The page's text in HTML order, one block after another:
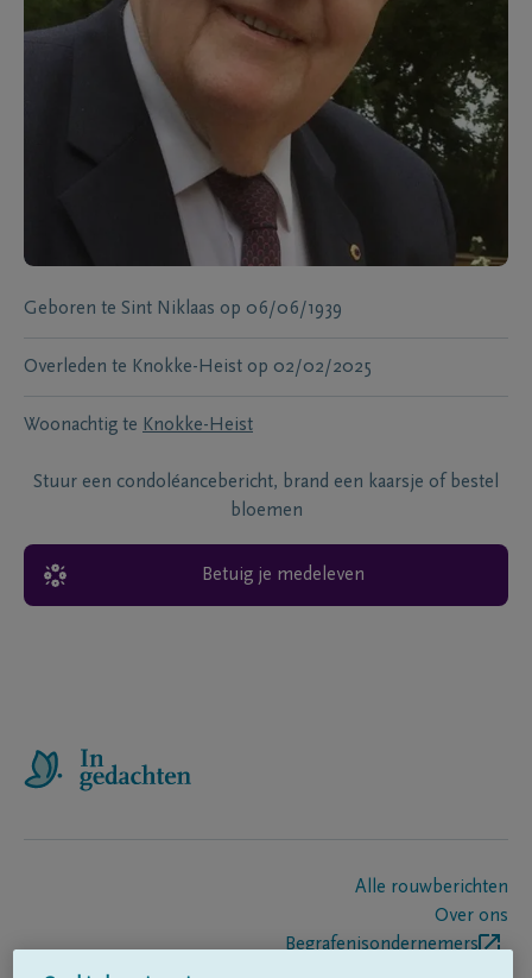
Geboren te Sint Niklaas op 06/06/1939
Overleden te Knokke-Heist op 02/02/2025
Woonachtig te Knokke-Heist
Stuur een condoléancebericht, brand een kaarsje of bestel
bloemen
Betuig je medeleven
Alle rouwberichten
Over ons
Begrafenisondernemers